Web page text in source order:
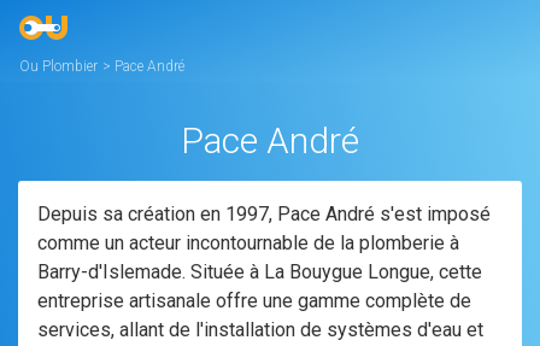
Ou Plombier > Pace André
Pace André
Depuis sa création en 1997, Pace André s'est imposé
comme un acteur incontournable de la plomberie à
Barry-d'Islemade. Située à La Bouygue Longue, cette
entreprise artisanale offre une gamme complète de
services, allant de l'installation de systèmes d'eau et